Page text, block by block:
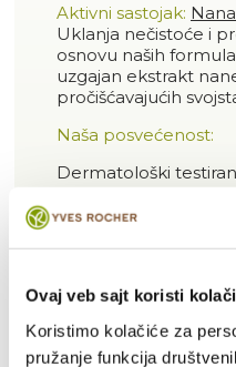
Ovaj veb sajt koristi
Koristimo kolačiće za
pružanje funkcija
Aktivni sastojak:
Uklanja nečistoće i
osnovu naših
uzgajan ekstrakt
pročišćavajućih
Naša posvećenost:
Dermatološki
Formula sadrži više
Veganski proizvod***
Ne sadrži mineralna